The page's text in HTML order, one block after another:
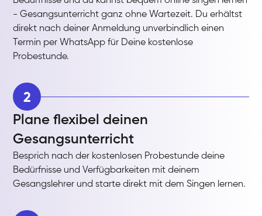
- Gesangsunterricht ganz ohne Wartezeit. Du erhältst
direkt nach deiner Anmeldung unverbindlich einen
Termin per WhatsApp für Deine kostenlose
Probestunde.
2
Plane flexibel deinen
Gesangsunterricht
Besprich nach der kostenlosen Probestunde deine
Bedürfnisse und Verfügbarkeiten mit deinem
Gesangslehrer und starte direkt mit dem Singen lernen.